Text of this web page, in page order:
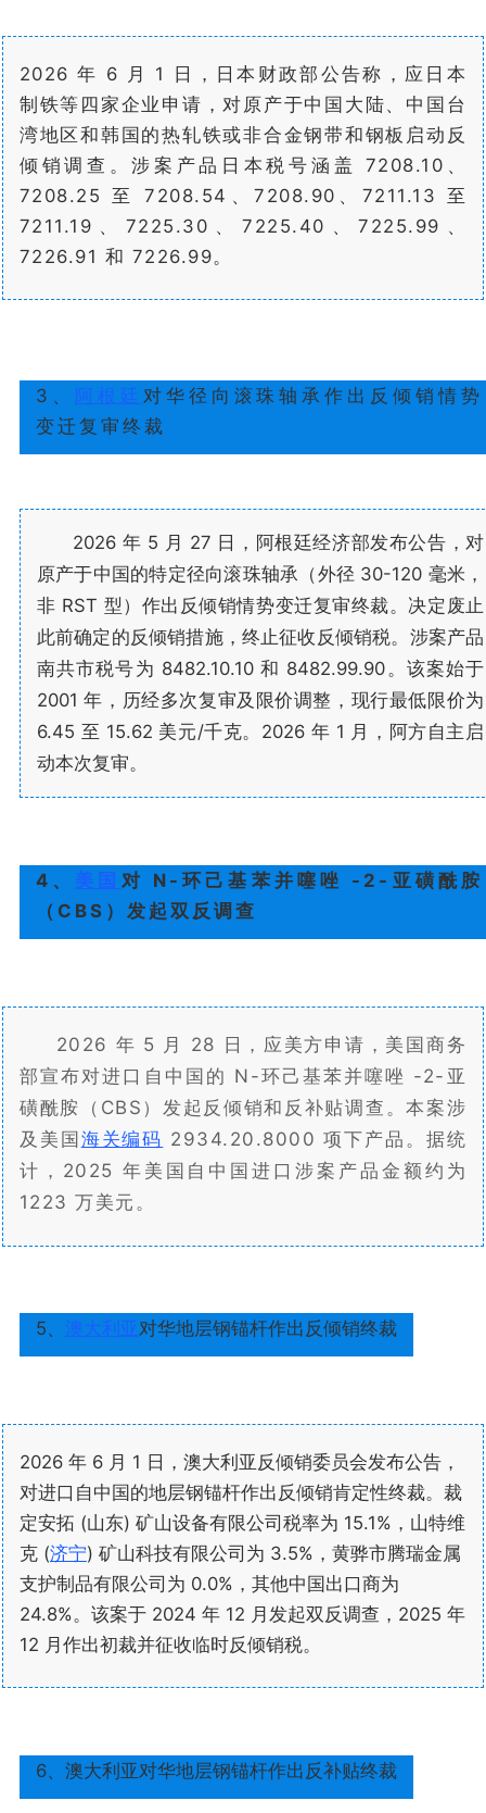
2026 年 6 月 1 日，日本财政部公告称，应日本
制铁等四家企业申请，对原产于中国大陆、中国台
湾地区和韩国的热轧铁或非合金钢带和钢板启动反
倾销调查。涉案产品日本税号涵盖 7208.10、
7208.25 至 7208.54、7208.90、7211.13 至
7211.19、7225.30、7225.40、7225.99、
7226.91 和 7226.99。
3、 阿根廷 对华径向滚珠轴承作出反倾销情势
变迁复审终裁
2026 年 5 月 27 日，阿根廷经济部发布公告，对
原产于中国的特定径向滚珠轴承（外径 30-120 毫米，
非 RST 型）作出反倾销情势变迁复审终裁。决定废止
此前确定的反倾销措施，终止征收反倾销税。涉案产品
南共市税号为 8482.10.10 和 8482.99.90。该案始于
2001 年，历经多次复审及限价调整，现行最低限价为
6.45 至 15.62 美元/千克。2026 年 1 月，阿方自主启
动本次复审。
4、 美国 对 N-环己基苯并噻唑 -2-亚磺酰胺
（CBS）发起双反调查
2026 年 5 月 28 日，应美方申请，美国商务
部宣布对进口自中国的 N-环己基苯并噻唑 -2-亚
磺酰胺（CBS）发起反倾销和反补贴调查。本案涉
及美国海关编码 2934.20.8000 项下产品。据统
计，2025 年美国自中国进口涉案产品金额约为
1223 万美元。
5、 澳大利亚对华地层钢锚杆作出反倾销终裁
2026 年 6 月 1 日，澳大利亚反倾销委员会发布公告，
对进口自中国的地层钢锚杆作出反倾销肯定性终裁。裁
定安拓 (山东) 矿山设备有限公司税率为 15.1%，山特维
克 (济宁) 矿山科技有限公司为 3.5%，黄骅市腾瑞金属
支护制品有限公司为 0.0%，其他中国出口商为
24.8%。该案于 2024 年 12 月发起双反调查，2025 年
12 月作出初裁并征收临时反倾销税。
6、澳大利亚对华地层钢锚杆作出反补贴终裁